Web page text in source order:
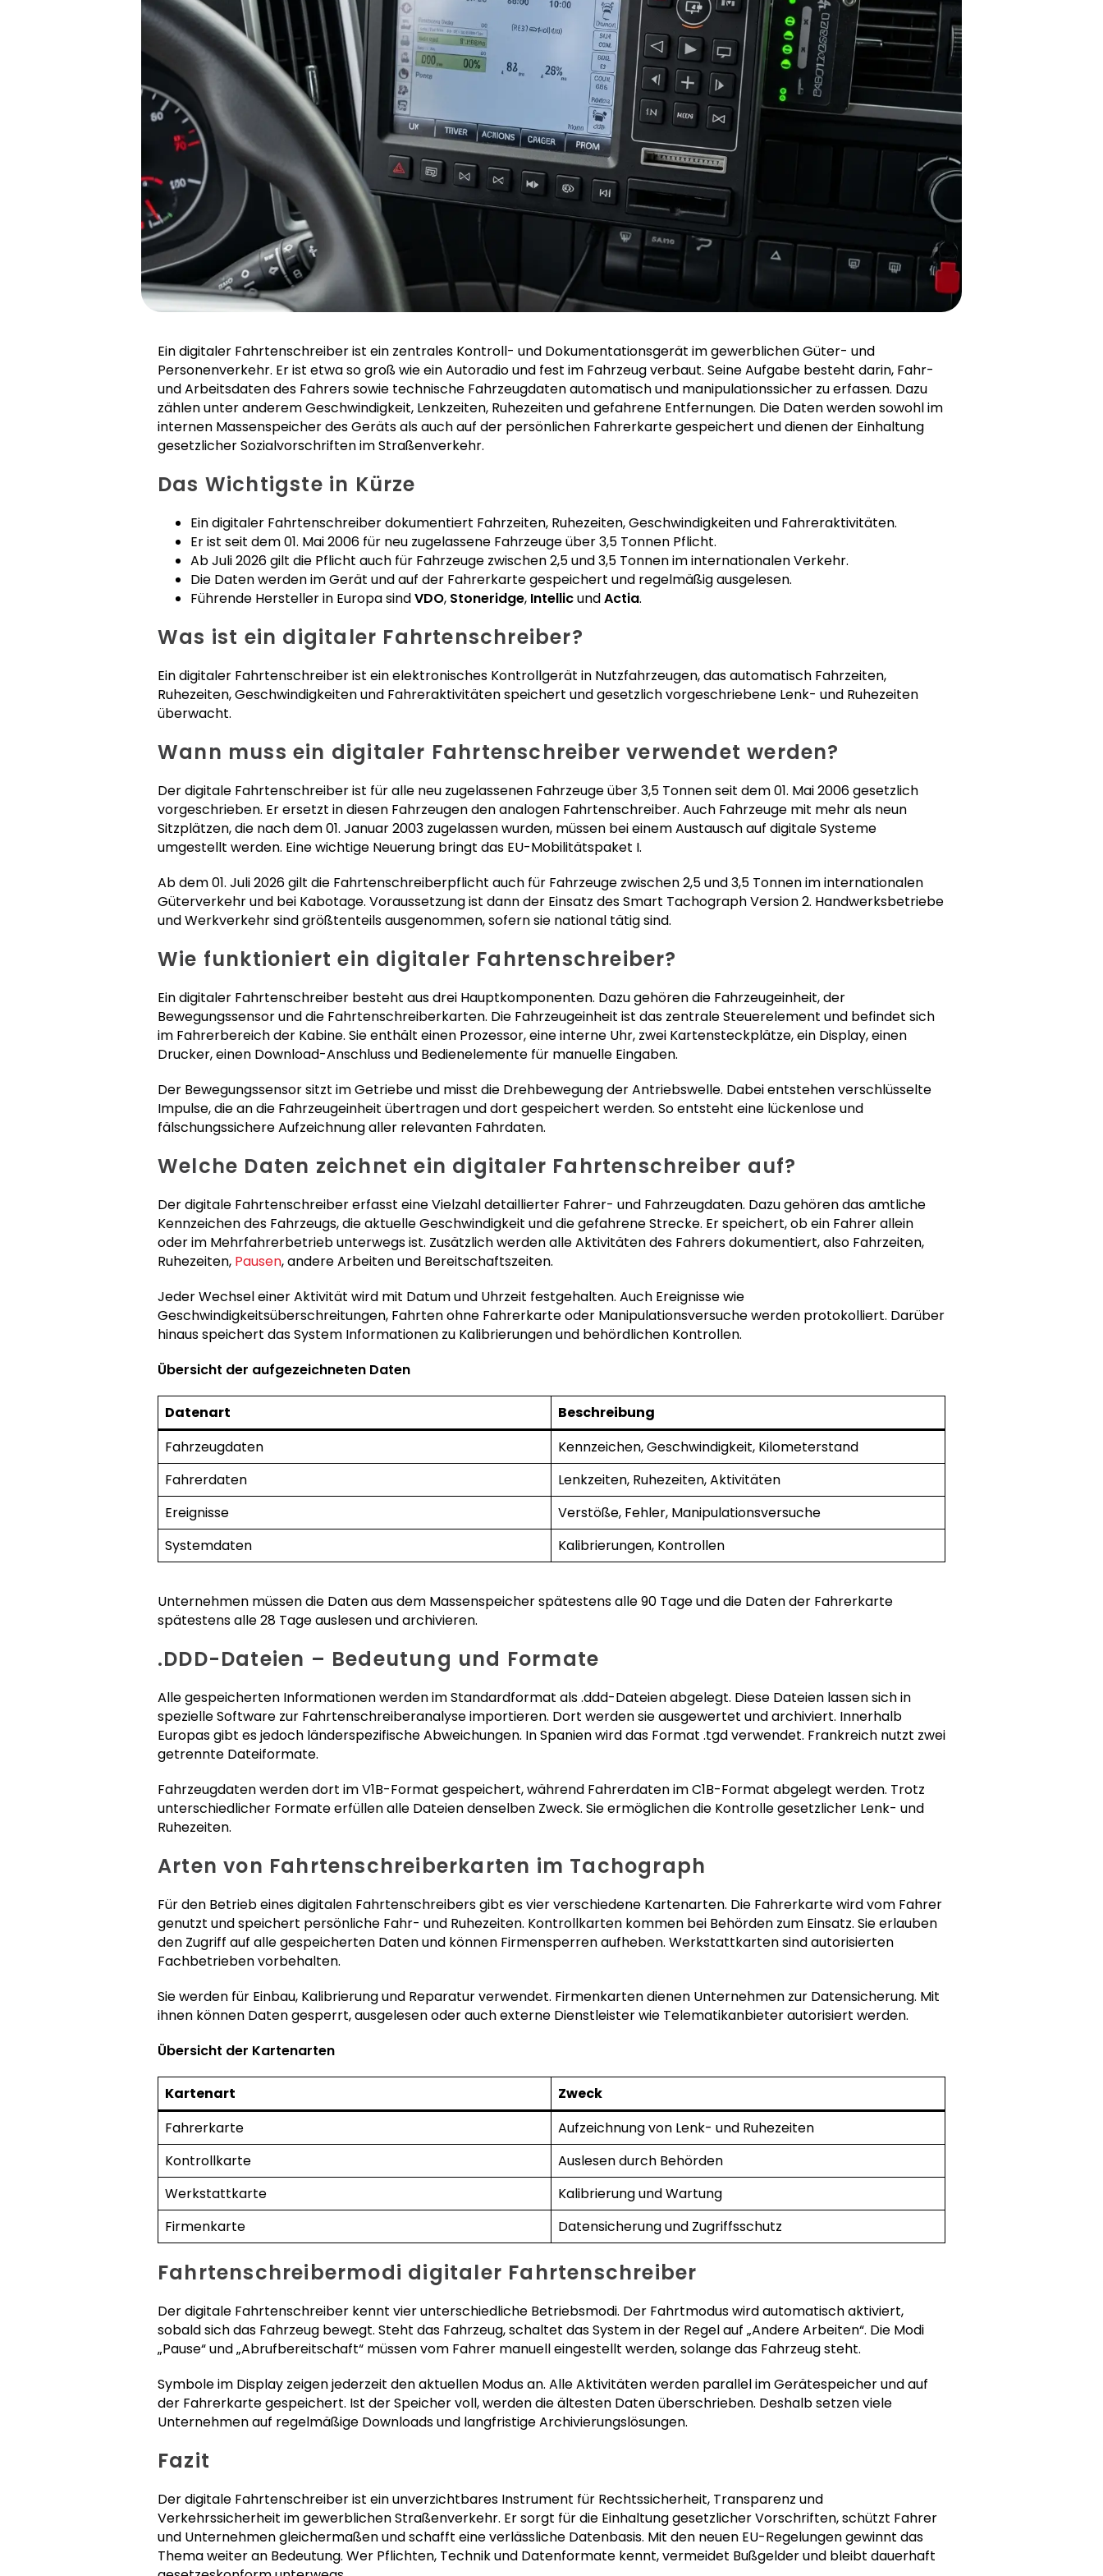
Ein digitaler Fahrtenschreiber ist ein zentrales Kontroll- und Dokumentationsgerät im gewerblichen Güter- und
Personenverkehr. Er ist etwa so groß wie ein Autoradio und fest im Fahrzeug verbaut. Seine Aufgabe besteht darin, Fahr-
und Arbeitsdaten des Fahrers sowie technische Fahrzeugdaten automatisch und manipulationssicher zu erfassen. Dazu
zählen unter anderem Geschwindigkeit, Lenkzeiten, Ruhezeiten und gefahrene Entfernungen. Die Daten werden sowohl im
internen Massenspeicher des Geräts als auch auf der persönlichen Fahrerkarte gespeichert und dienen der Einhaltung
gesetzlicher Sozialvorschriften im Straßenverkehr.
Das Wichtigste in Kürze
Ein digitaler Fahrtenschreiber dokumentiert Fahrzeiten, Ruhezeiten, Geschwindigkeiten und Fahreraktivitäten.
Er ist seit dem 01. Mai 2006 für neu zugelassene Fahrzeuge über 3,5 Tonnen Pflicht.
Ab Juli 2026 gilt die Pflicht auch für Fahrzeuge zwischen 2,5 und 3,5 Tonnen im internationalen Verkehr.
Die Daten werden im Gerät und auf der Fahrerkarte gespeichert und regelmäßig ausgelesen.
Führende Hersteller in Europa sindVDO, Stoneridge, IntellicundActia.
Was ist ein digitaler Fahrtenschreiber?
Ein digitaler Fahrtenschreiber ist ein elektronisches Kontrollgerät in Nutzfahrzeugen, das automatisch Fahrzeiten,
Ruhezeiten, Geschwindigkeiten und Fahreraktivitäten speichert und gesetzlich vorgeschriebene Lenk- und Ruhezeiten
überwacht.
Wann muss ein digitaler Fahrtenschreiber verwendet werden?
Der digitale Fahrtenschreiber ist für alle neu zugelassenen Fahrzeuge über 3,5 Tonnen seit dem 01. Mai 2006 gesetzlich
vorgeschrieben. Er ersetzt in diesen Fahrzeugen den analogen Fahrtenschreiber. Auch Fahrzeuge mit mehr als neun
Sitzplätzen, die nach dem 01. Januar 2003 zugelassen wurden, müssen bei einem Austausch auf digitale Systeme
umgestellt werden. Eine wichtige Neuerung bringt das EU-Mobilitätspaket I.
Ab dem 01. Juli 2026 gilt die Fahrtenschreiberpflicht auch für Fahrzeuge zwischen 2,5 und 3,5 Tonnen im internationalen
Güterverkehr und bei Kabotage. Voraussetzung ist dann der Einsatz des Smart Tachograph Version 2. Handwerksbetriebe
und Werkverkehr sind größtenteils ausgenommen, sofern sie national tätig sind.
Wie funktioniert ein digitaler Fahrtenschreiber?
Ein digitaler Fahrtenschreiber besteht aus drei Hauptkomponenten. Dazu gehören die Fahrzeugeinheit, der
Bewegungssensor und die Fahrtenschreiberkarten. Die Fahrzeugeinheit ist das zentrale Steuerelement und befindet sich
im Fahrerbereich der Kabine. Sie enthält einen Prozessor, eine interne Uhr, zwei Kartensteckplätze, ein Display, einen
Drucker, einen Download-Anschluss und Bedienelemente für manuelle Eingaben.
Der Bewegungssensor sitzt im Getriebe und misst die Drehbewegung der Antriebswelle. Dabei entstehen verschlüsselte
Impulse, die an die Fahrzeugeinheit übertragen und dort gespeichert werden. So entsteht eine lückenlose und
fälschungssichere Aufzeichnung aller relevanten Fahrdaten.
Welche Daten zeichnet ein digitaler Fahrtenschreiber auf?
Der digitale Fahrtenschreiber erfasst eine Vielzahl detaillierter Fahrer- und Fahrzeugdaten. Dazu gehören das amtliche
Kennzeichen des Fahrzeugs, die aktuelle Geschwindigkeit und die gefahrene Strecke. Er speichert, ob ein Fahrer allein
oder im Mehrfahrerbetrieb unterwegs ist. Zusätzlich werden alle Aktivitäten des Fahrers dokumentiert, also Fahrzeiten,
Ruhezeiten, Pausen, andere Arbeiten und Bereitschaftszeiten.
Jeder Wechsel einer Aktivität wird mit Datum und Uhrzeit festgehalten. Auch Ereignisse wie
Geschwindigkeitsüberschreitungen, Fahrten ohne Fahrerkarte oder Manipulationsversuche werden protokolliert. Darüber
hinaus speichert das System Informationen zu Kalibrierungen und behördlichen Kontrollen.
Übersicht der aufgezeichneten Daten
Datenart
Beschreibung
Fahrzeugdaten
Kennzeichen, Geschwindigkeit, Kilometerstand
Fahrerdaten
Lenkzeiten, Ruhezeiten, Aktivitäten
Ereignisse
Verstöße, Fehler, Manipulationsversuche
Systemdaten
Kalibrierungen, Kontrollen
Unternehmen müssen die Daten aus dem Massenspeicher spätestens alle 90 Tage und die Daten der Fahrerkarte
spätestens alle 28 Tage auslesen und archivieren.
.DDD-Dateien – Bedeutung und Formate
Alle gespeicherten Informationen werden im Standardformat als .ddd-Dateien abgelegt. Diese Dateien lassen sich in
spezielle Software zur Fahrtenschreiberanalyse importieren. Dort werden sie ausgewertet und archiviert. Innerhalb
Europas gibt es jedoch länderspezifische Abweichungen. In Spanien wird das Format .tgd verwendet. Frankreich nutzt zwei
getrennte Dateiformate.
Fahrzeugdaten werden dort im V1B-Format gespeichert, während Fahrerdaten im C1B-Format abgelegt werden. Trotz
unterschiedlicher Formate erfüllen alle Dateien denselben Zweck. Sie ermöglichen die Kontrolle gesetzlicher Lenk- und
Ruhezeiten.
Arten von Fahrtenschreiberkarten im Tachograph
Für den Betrieb eines digitalen Fahrtenschreibers gibt es vier verschiedene Kartenarten. Die Fahrerkarte wird vom Fahrer
genutzt und speichert persönliche Fahr- und Ruhezeiten. Kontrollkarten kommen bei Behörden zum Einsatz. Sie erlauben
den Zugriff auf alle gespeicherten Daten und können Firmensperren aufheben. Werkstattkarten sind autorisierten
Fachbetrieben vorbehalten.
Sie werden für Einbau, Kalibrierung und Reparatur verwendet. Firmenkarten dienen Unternehmen zur Datensicherung. Mit
ihnen können Daten gesperrt, ausgelesen oder auch externe Dienstleister wie Telematikanbieter autorisiert werden.
Übersicht der Kartenarten
Kartenart
Zweck
Fahrerkarte
Aufzeichnung von Lenk- und Ruhezeiten
Kontrollkarte
Auslesen durch Behörden
Werkstattkarte
Kalibrierung und Wartung
Firmenkarte
Datensicherung und Zugriffsschutz
Fahrtenschreibermodi digitaler Fahrtenschreiber
Der digitale Fahrtenschreiber kennt vier unterschiedliche Betriebsmodi. Der Fahrtmodus wird automatisch aktiviert,
sobald sich das Fahrzeug bewegt. Steht das Fahrzeug, schaltet das System in der Regel auf „Andere Arbeiten“. Die Modi
„Pause“ und „Abrufbereitschaft“ müssen vom Fahrer manuell eingestellt werden, solange das Fahrzeug steht.
Symbole im Display zeigen jederzeit den aktuellen Modus an. Alle Aktivitäten werden parallel im Gerätespeicher und auf
der Fahrerkarte gespeichert. Ist der Speicher voll, werden die ältesten Daten überschrieben. Deshalb setzen viele
Unternehmen auf regelmäßige Downloads und langfristige Archivierungslösungen.
Fazit
Der digitale Fahrtenschreiber ist ein unverzichtbares Instrument für Rechtssicherheit, Transparenz und
Verkehrssicherheit im gewerblichen Straßenverkehr. Er sorgt für die Einhaltung gesetzlicher Vorschriften, schützt Fahrer
und Unternehmen gleichermaßen und schafft eine verlässliche Datenbasis. Mit den neuen EU-Regelungen gewinnt das
Thema weiter an Bedeutung. Wer Pflichten, Technik und Datenformate kennt, vermeidet Bußgelder und bleibt dauerhaft